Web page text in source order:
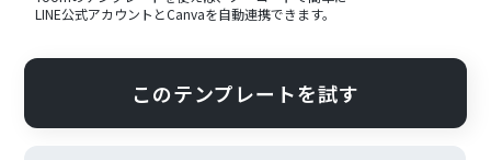
LINE公式アカウント とCanvaを自動連携できます。
このテンプレートを試す